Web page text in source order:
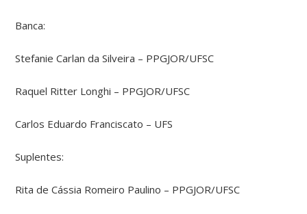
Banca:
Stefanie Carlan da Silveira – PPGJOR/UFSC
Raquel Ritter Longhi – PPGJOR/UFSC
Carlos Eduardo Franciscato – UFS
Suplentes:
Rita de Cássia Romeiro Paulino – PPGJOR/UFSC